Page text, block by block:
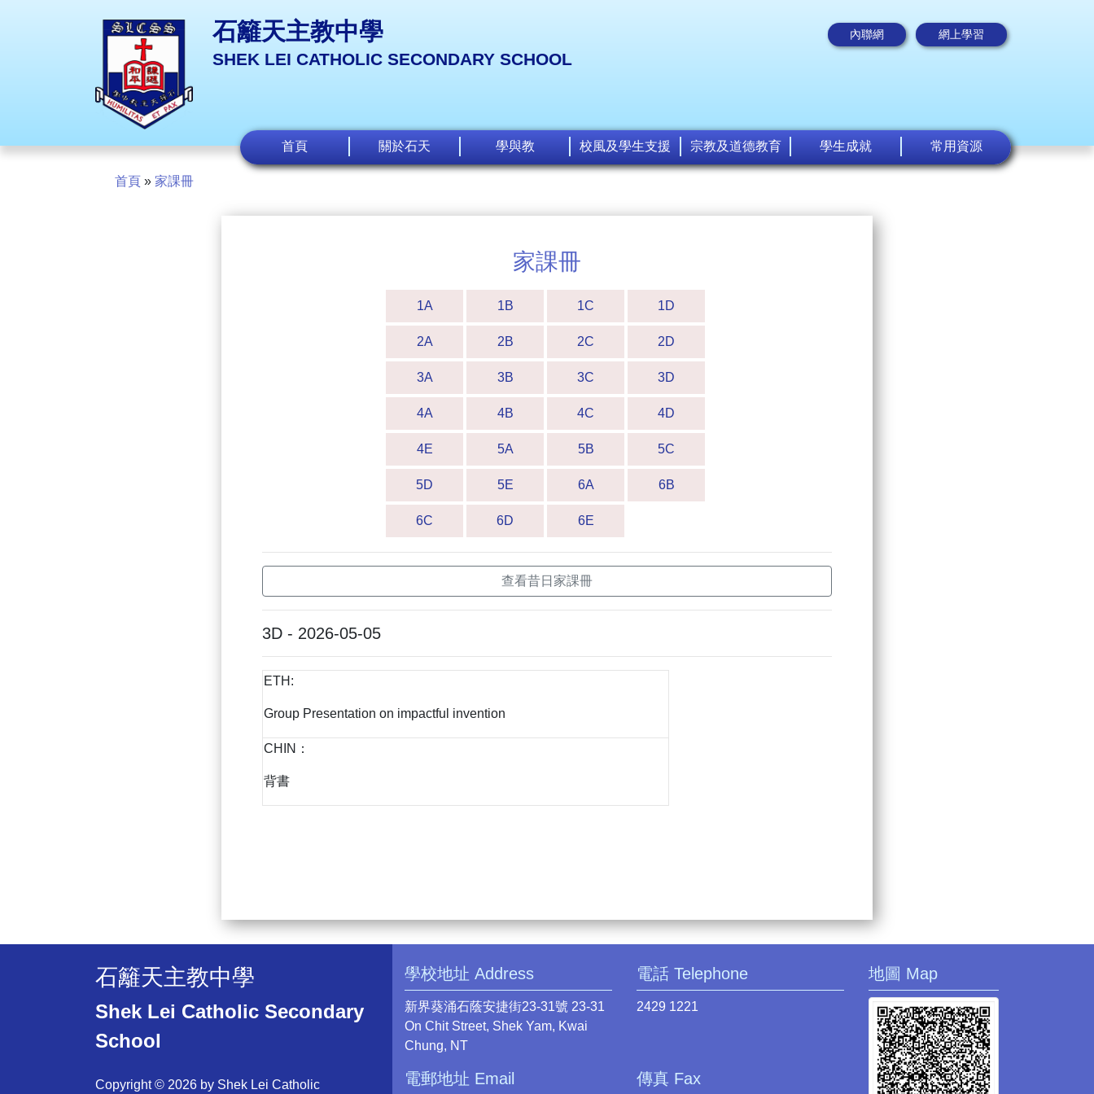
石籬天主教中學
SHEK LEI CATHOLIC SECONDARY SCHOOL
內聯網 網上學習
首頁 關於石天 學與教 校風及學生支援 宗教及道德教育 學生成就 常用資源
首頁 » 家課冊
家課冊
1A 1B 1C 1D
2A 2B 2C 2D
3A 3B 3C 3D
4A 4B 4C 4D
4E 5A 5B 5C
5D 5E 6A 6B
6C 6D 6E
查看昔日家課冊
3D - 2026-05-05
ETH:
Group Presentation on impactful invention
CHIN：
背書
石籬天主教中學
Shek Lei Catholic Secondary
School
Copyright © 2026 by Shek Lei Catholic
學校地址 Address
新界葵涌石蔭安捷街23-31號 23-31
On Chit Street, Shek Yam, Kwai
Chung, NT
電話 Telephone
2429 1221
電郵地址 Email 傳真 Fax
地圖 Map